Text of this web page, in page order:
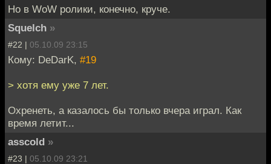
Но в WoW ролики, конечно, круче.
Squelch »
#22 | 05.10.09 23:15
Кому: DeDarK, #19
> хотя ему уже 7 лет.
Охренеть, а казалось бы только вчера играл. Как
время летит...
asscold »
#23 | 05.10.09 23:21